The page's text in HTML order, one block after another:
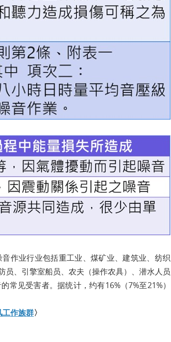
作业行业包括重工业、煤矿业、建筑业、纺织
、引擎室船员、农夫（操作农具）、潜水人员
常见受害者。据统计，约有16%（7%至21%）
工作族群〉